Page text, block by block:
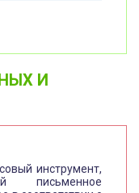
И
инструмент,
письменное